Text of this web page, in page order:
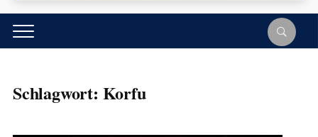
Schlagwort: Korfu